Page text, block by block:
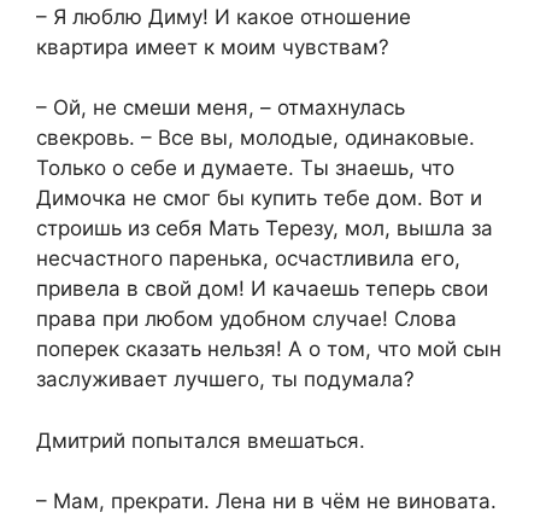
– Я люблю Диму! И какое отношение
квартира имеет к моим чувствам?
– Ой, не смеши меня, – отмахнулась
свекровь. – Все вы, молодые, одинаковые.
Только о себе и думаете. Ты знаешь, что
Димочка не смог бы купить тебе дом. Вот и
строишь из себя Мать Терезу, мол, вышла за
несчастного паренька, осчастливила его,
привела в свой дом! И качаешь теперь свои
права при любом удобном случае! Слова
поперек сказать нельзя! А о том, что мой сын
заслуживает лучшего, ты подумала?
Дмитрий попытался вмешаться.
– Мам, прекрати. Лена ни в чём не виновата.